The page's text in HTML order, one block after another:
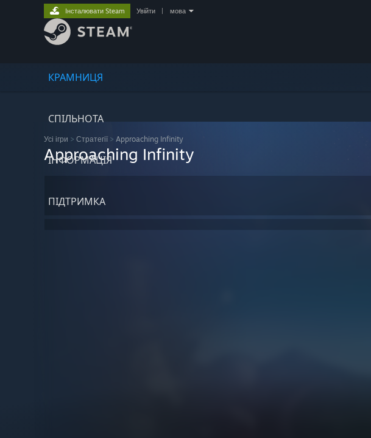
КРАМНИЦЯ
СПІЛЬНОТА
ІНФОРМАЦІЯ
ПІДТРИМКА
Інсталювати Steam Увійти мова
Усі ігри > Стратегії> Approaching Infinity
Approaching Infinity